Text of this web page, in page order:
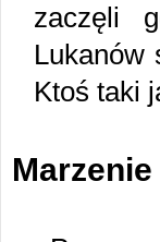
zaczęli
Lukanów
Ktoś taki